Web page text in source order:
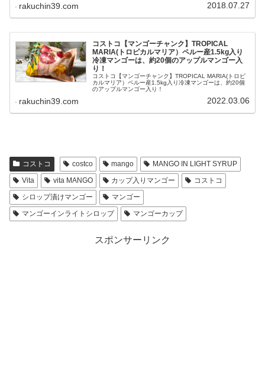
rakuchin39.com 2018.07.27
コストコ【マンゴーチャンク】TROPICAL
MARIA(トロピカルマリア）ペルー産1.5kg入り
冷凍マンゴーは、約20個のアップルマンゴー入
り！
コストコ【マンゴーチャンク】TROPICAL MARIA(トロピ
カルマリア）ペルー産1.5kg入り冷凍マンゴーは、約20個
のアップルマンゴー入り！
rakuchin39.com 2022.03.06
コストコ costco mango
MANGO IN LIGHT SYRUP
Vita
vita MANGO カップ入りマンゴー
コストコ
シロップ漬けマンゴー
マンゴー
マンゴーインライトシロップ
マンゴーカップ
スポンサーリンク